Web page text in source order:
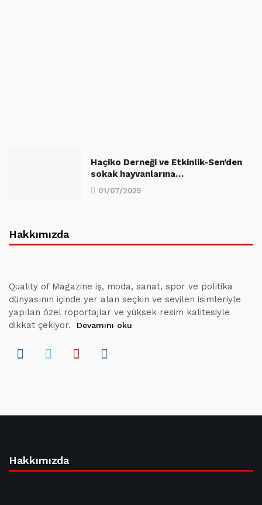
Haçiko Derneği ve Etkinlik-Sen’den
sokak hayvanlarına…
01/07/2025
Hakkımızda
Quality of Magazine iş, moda, sanat, spor ve politika
dünyasının içinde yer alan seçkin ve sevilen isimleriyle
yapılan özel röportajlar ve yüksek resim kalitesiyle
dikkat çekiyor.
Devamını oku
Hakkımızda